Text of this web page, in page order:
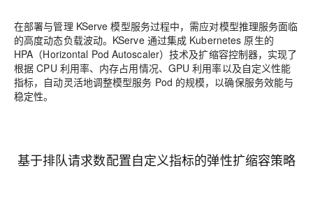
在部署与管理 KServe 模型服务过程中，需应对模型推理服务面临
的高度动态负载波动。KServe 通过集成 Kubernetes 原生的
HPA（Horizontal Pod Autoscaler）技术及扩缩容控制器，实现了
根据 CPU 利用率、内存占用情况、GPU 利用率以及自定义性能
指标，自动灵活地调整模型服务 Pod 的规模，以确保服务效能与
稳定性。
基于排队请求数配置自定义指标的弹性扩缩容策略